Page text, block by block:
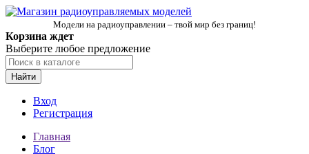
Модели на радиоуправлении – твой мир без границ!
Корзина ждет
Выберите любое предложение
Найти
Вход
Регистрация
Главная
Блог